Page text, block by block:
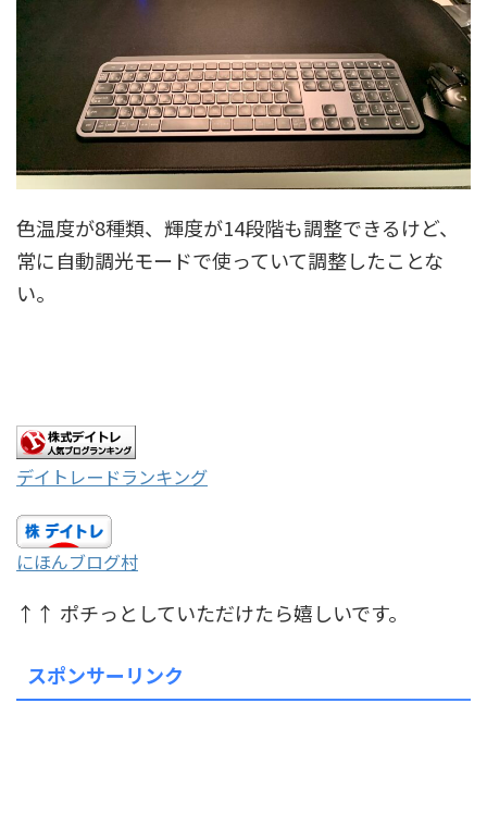
色温度が8種類、輝度が14段階も調整できるけど、
常に自動調光モードで使っていて調整したことな
い。
デイトレードランキング
にほんブログ村
↑↑ ポチっとしていただけたら嬉しいです。
スポンサーリンク